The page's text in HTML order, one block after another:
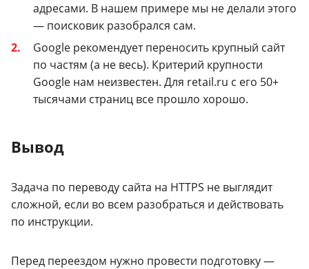
адресами. В нашем примере мы не делали этого
— поисковик разобрался сам.
Google рекомендует переносить крупный сайт
по частям (а не весь). Критерий крупности
Google нам неизвестен. Для retail.ru с его 50+
тысячами страниц все прошло хорошо.
Вывод
Задача по переводу сайта на HTTPS не выглядит
сложной, если во всем разобраться и действовать
по инструкции.
Перед переездом нужно провести подготовку —